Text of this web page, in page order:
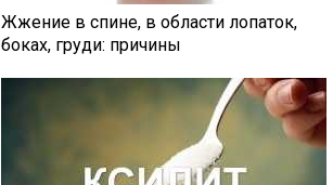
Жжение в спине, в области лопаток,
боках, груди: причины